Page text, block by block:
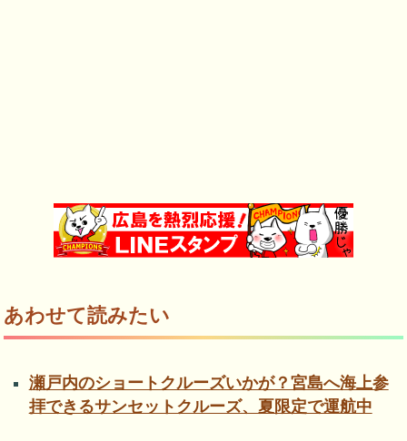
あわせて読みたい
瀬戸内のショートクルーズいかが？宮島へ海上参
拝できるサンセットクルーズ、夏限定で運航中